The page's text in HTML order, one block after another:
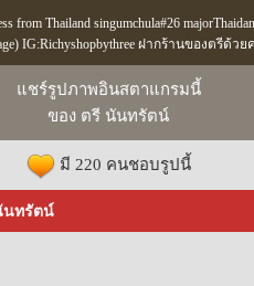
from Thailand singumchula#26
IG:Richyshopbythree ฝากร้านของตรีด้วย
แชร์รูปภาพอินสตาแกรมนี้
ของ ตรี นันทรัตน์
มี 220 คนชอบรูปนี้
นทรัตน์